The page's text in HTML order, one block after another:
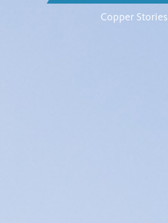
Copper Stories